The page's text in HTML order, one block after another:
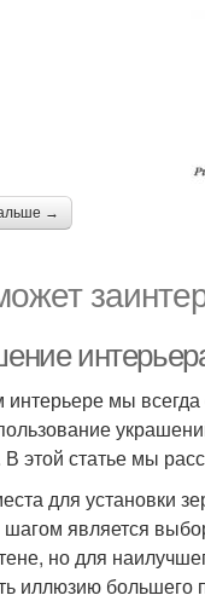
→
мы всегда
В этой статье мы
для установки
является
но для
иллюзию большего